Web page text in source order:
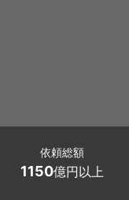
依頼総額
1150億円以上